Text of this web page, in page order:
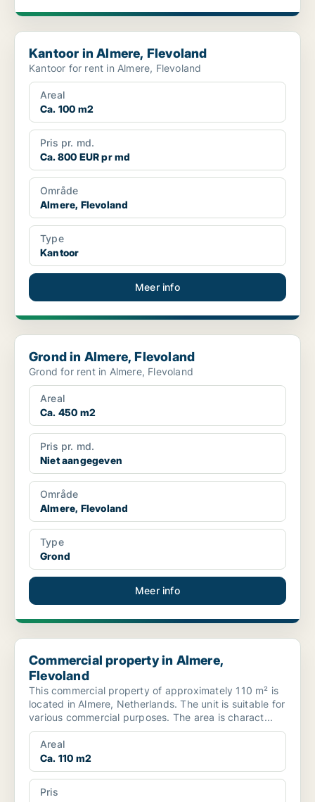
Kantoor in Almere, Flevoland
Kantoor in Almere, Flevoland
Kantoor for rent in Almere, Flevoland
Areal
Ca. 100 m2
Pris pr. md.
Ca. 800 EUR pr md
Område
Almere, Flevoland
Type
Kantoor
Meer info
Grond in Almere, Flevoland
Grond in Almere, Flevoland
Grond for rent in Almere, Flevoland
Areal
Ca. 450 m2
Pris pr. md.
Niet aangegeven
Område
Almere, Flevoland
Type
Grond
Meer info
Commercial property in Almere, Flevoland
Commercial property in Almere,
Flevoland
This commercial property of approximately 110 m² is
located in Almere, Netherlands. The unit is suitable for
various commercial purposes. The area is charact...
Areal
Ca. 110 m2
Pris